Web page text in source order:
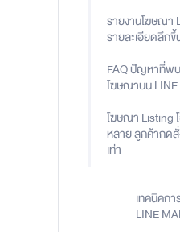
รายงานโฆษณา
รายละเอียดลึกขึ้
FAQ ปัญหาที่พบ
โฆษณาบน
โฆษณา Listing
หลาย ลูกค้ากดสั่
เท่า
เทคนิคก
LINE